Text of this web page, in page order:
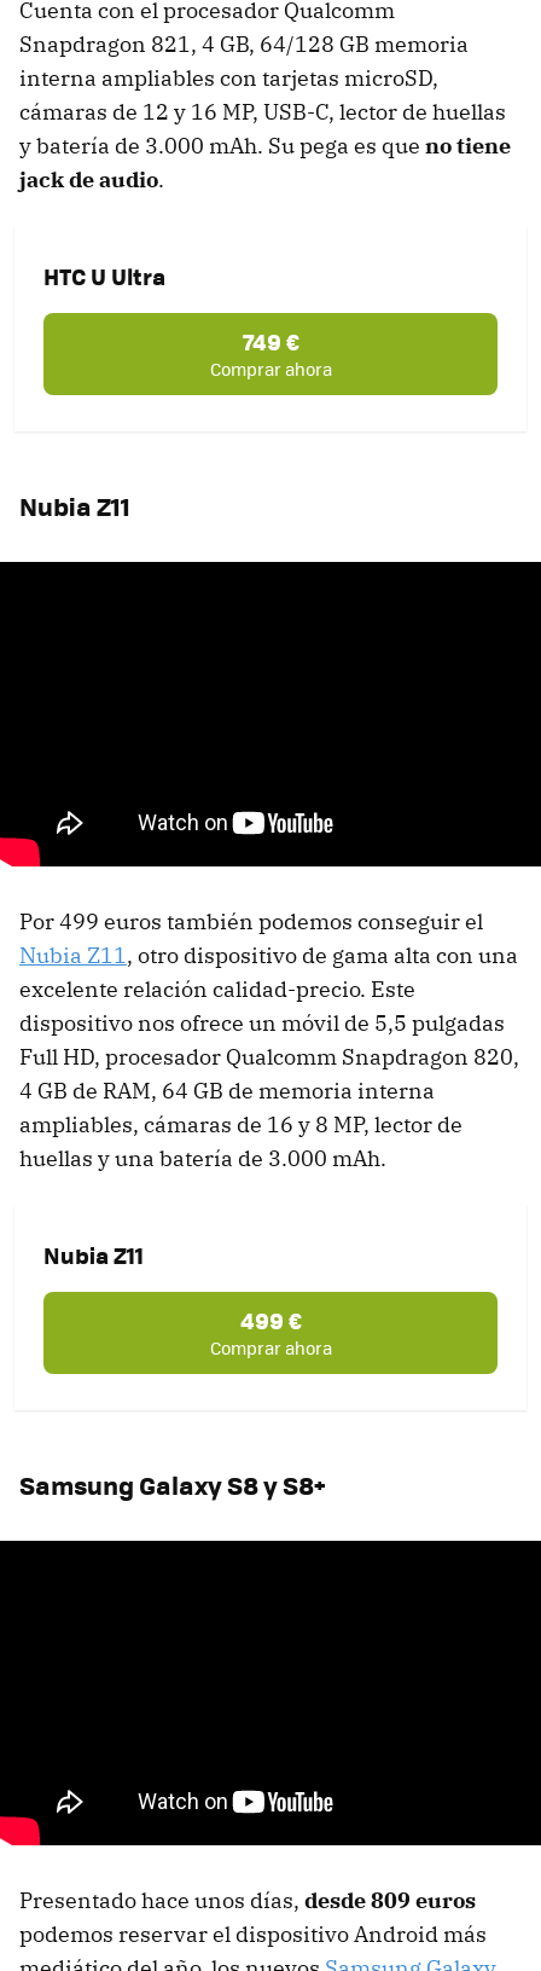
Cuenta con el procesador Qualcomm
Snapdragon 821, 4 GB, 64/128 GB memoria
interna ampliables con tarjetas microSD,
cámaras de 12 y 16 MP, USB-C, lector de huellas
y batería de 3.000 mAh. Su pega es que no tiene
jack de audio.
HTC U Ultra
749 €
Comprar ahora
Nubia Z11
Por 499 euros también podemos conseguir el
Nubia Z11, otro dispositivo de gama alta con una
excelente relación calidad-precio. Este
dispositivo nos ofrece un móvil de 5,5 pulgadas
Full HD, procesador Qualcomm Snapdragon 820,
4 GB de RAM, 64 GB de memoria interna
ampliables, cámaras de 16 y 8 MP, lector de
huellas y una batería de 3.000 mAh.
Nubia Z11
499 €
Comprar ahora
Samsung Galaxy S8 y S8+
Presentado hace unos días, desde 809 euros
podemos reservar el dispositivo Android más